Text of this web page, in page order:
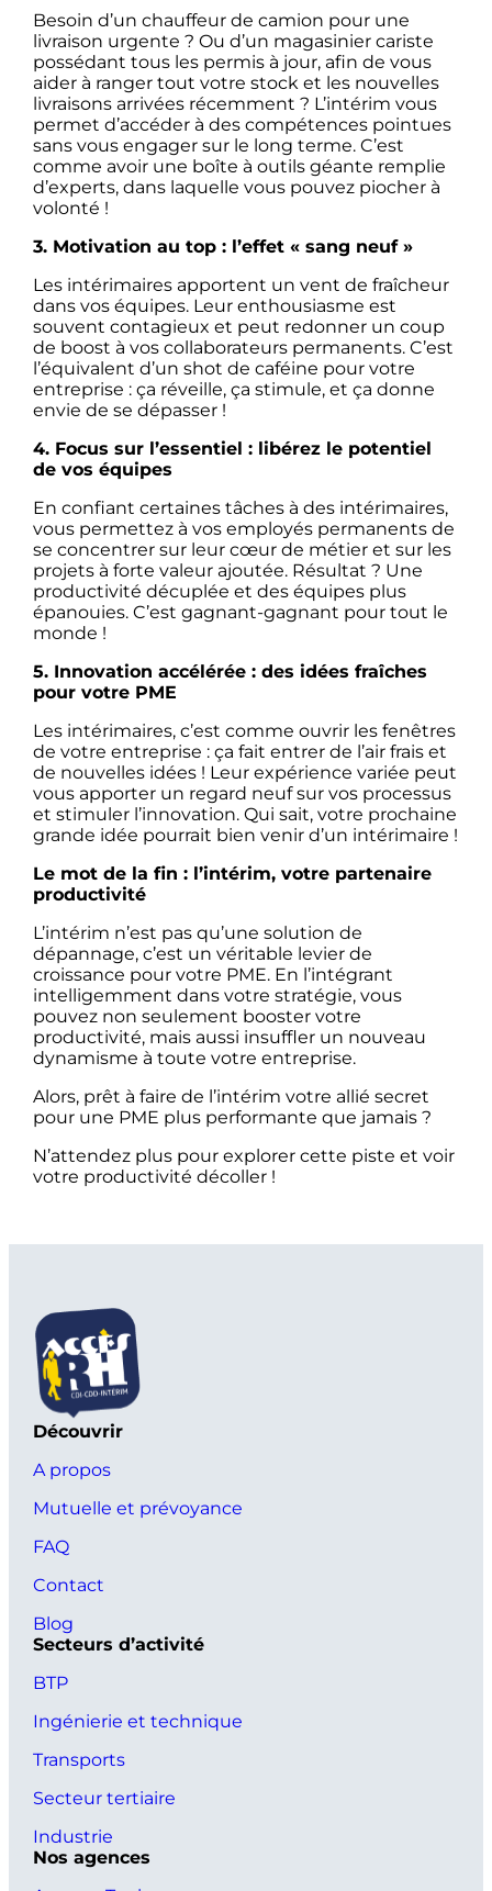
Besoin d’un chauffeur de camion pour une
livraison urgente ? Ou d’un magasinier cariste
possédant tous les permis à jour, afin de vous
aider à ranger tout votre stock et les nouvelles
livraisons arrivées récemment ? L’intérim vous
permet d’accéder à des compétences pointues
sans vous engager sur le long terme. C’est
comme avoir une boîte à outils géante remplie
d’experts, dans laquelle vous pouvez piocher à
volonté !
3. Motivation au top : l’effet « sang neuf »
Les intérimaires apportent un vent de fraîcheur
dans vos équipes. Leur enthousiasme est
souvent contagieux et peut redonner un coup
de boost à vos collaborateurs permanents. C’est
l’équivalent d’un shot de caféine pour votre
entreprise : ça réveille, ça stimule, et ça donne
envie de se dépasser !
4. Focus sur l’essentiel : libérez le potentiel
de vos équipes
En confiant certaines tâches à des intérimaires,
vous permettez à vos employés permanents de
se concentrer sur leur cœur de métier et sur les
projets à forte valeur ajoutée. Résultat ? Une
productivité décuplée et des équipes plus
épanouies. C’est gagnant-gagnant pour tout le
monde !
5. Innovation accélérée : des idées fraîches
pour votre PME
Les intérimaires, c’est comme ouvrir les fenêtres
de votre entreprise : ça fait entrer de l’air frais et
de nouvelles idées ! Leur expérience variée peut
vous apporter un regard neuf sur vos processus
et stimuler l’innovation. Qui sait, votre prochaine
grande idée pourrait bien venir d’un intérimaire !
Le mot de la fin : l’intérim, votre partenaire
productivité
L’intérim n’est pas qu’une solution de
dépannage, c’est un véritable levier de
croissance pour votre PME. En l’intégrant
intelligemment dans votre stratégie, vous
pouvez non seulement booster votre
productivité, mais aussi insuffler un nouveau
dynamisme à toute votre entreprise.
Alors, prêt à faire de l’intérim votre allié secret
pour une PME plus performante que jamais ?
N’attendez plus pour explorer cette piste et voir
votre productivité décoller !
Découvrir
A propos
Mutuelle et prévoyance
FAQ
Contact
Blog
Secteurs d’activité
BTP
Ingénierie et technique
Transports
Secteur tertiaire
Industrie
Nos agences